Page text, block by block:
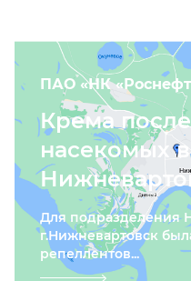
ПАО «НК
Крема
насекомых в
Для подразделения
г.Нижневартовск
репеллентов...